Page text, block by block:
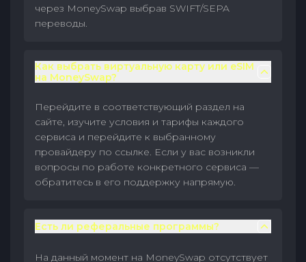
через MoneySwap выбрав SWIFT/SEPA
переводы.
Как выбрать виртуальную карту или eSIM
на MoneySwap?
Перейдите в соответствующий раздел на
сайте, изучите условия и тарифы каждого
сервиса и перейдите к выбранному
провайдеру по ссылке. Если у вас возникли
вопросы по работе конкретного сервиса —
обратитесь в его поддержку напрямую.
Есть ли реферальные программы?
На данный момент на MoneySwap отсутствует